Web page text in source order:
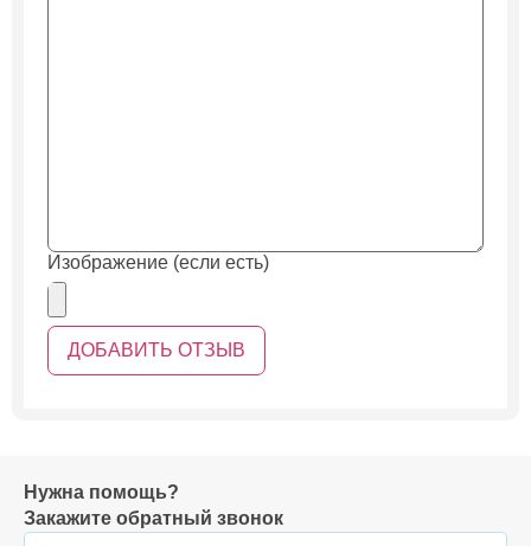
Изображение (если есть)
Нужна помощь?
Закажите обратный звонок